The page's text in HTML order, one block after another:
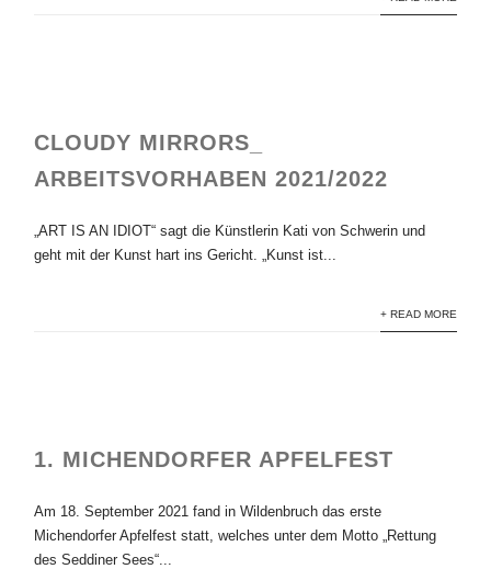
CLOUDY MIRRORS_
ARBEITSVORHABEN 2021/2022
„ART IS AN IDIOT“ sagt die Künstlerin Kati von Schwerin und
geht mit der Kunst hart ins Gericht. „Kunst ist...
+ READ MORE
1. MICHENDORFER APFELFEST
Am 18. September 2021 fand in Wildenbruch das erste
Michendorfer Apfelfest statt, welches unter dem Motto „Rettung
des Seddiner Sees“...